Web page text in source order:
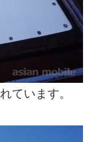
ています。